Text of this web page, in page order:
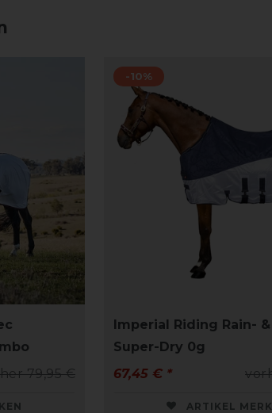
79,95 €
-10%
Imperial Riding Rain- &
Super-Dry 0g
67,45 € *
ARTIKEL